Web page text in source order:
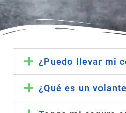
¿Puedo llevar mi
¿Qué es un